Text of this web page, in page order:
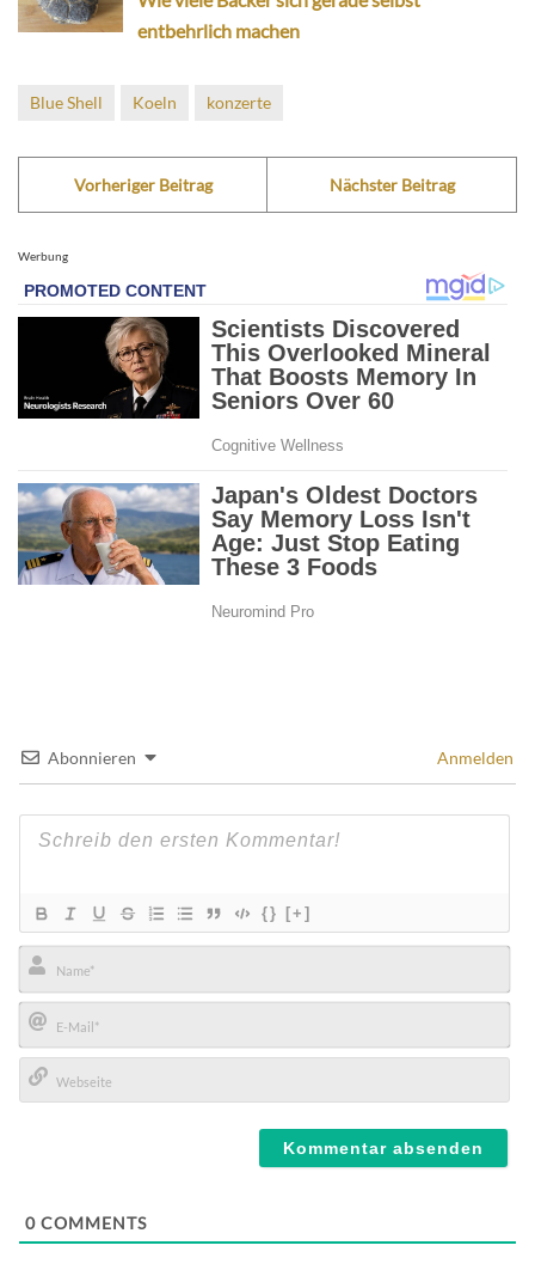
entbehrlich machen
Blue Shell Koeln konzerte
Vorheriger Beitrag Nächster Beitrag
Werbung
Abonnieren Anmelden
{} [+]
Name*
E-
Mail*
0 COMMENTS